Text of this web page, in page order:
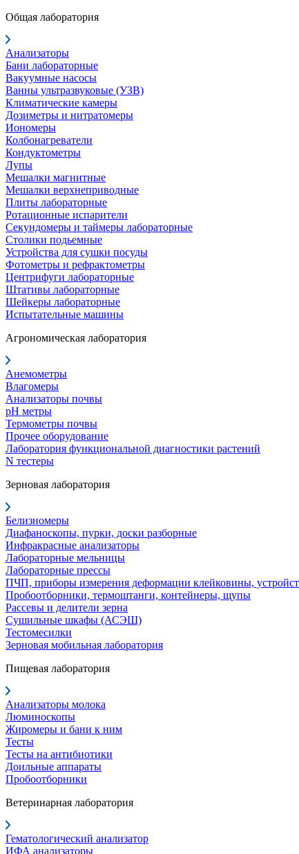
Общая лаборатория
Анализаторы
Бани лабораторные
Вакуумные насосы
Ванны ультразвуковые (УЗВ)
Климатические камеры
Дозиметры и нитратомеры
Иономеры
Колбонагреватели
Кондуктометры
Лупы
Мешалки магнитные
Мешалки верхнеприводные
Плиты лабораторные
Ротационные испарители
Секундомеры и таймеры лабораторные
Столики подьемные
Устройства для сушки посуды
Фотометры и рефрактометры
Центрифуги лабораторные
Штативы лабораторные
Шейкеры лабораторные
Испытательные машины
Агрономическая лаборатория
Анемометры
Влагомеры
Анализаторы почвы
pH метры
Термометры почвы
Прочее оборудование
Лаборатория функциональной диагностики растений
N тестеры
Зерновая лаборатория
Белизномеры
Диафаноскопы, пурки, доски разборные
Инфракрасные анализаторы
Лабораторные мельницы
Лабораторные прессы
ПЧП, приборы измерения деформации клейковины,
Пробоотборники, термоштанги, контейнеры, щупы
Рассевы и делители зерна
Сушильные шкафы (АСЭШ)
Тестомесилки
Зерновая мобильная лаборатория
Пищевая лаборатория
Анализаторы молока
Люминоскопы
Жиромеры и бани к ним
Тесты
Тесты на антибиотики
Доильные аппараты
Пробоотборники
Ветеринарная лаборатория
Гематологический анализатор
ИФА анализаторы